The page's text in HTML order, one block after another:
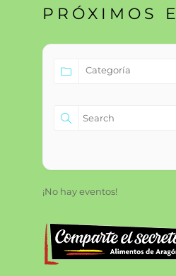
PRÓXIMOS
¡No hay eventos!